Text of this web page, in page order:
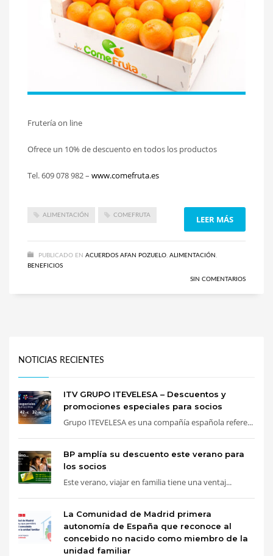
Frutería on line
Ofrece un 10% de descuento en todos los productos
Tel. 609 078 982 – www.comefruta.es
ALIMENTACIÓN COMEFRUTA LEER MÁS
PUBLICADO EN ACUERDOS AFAN POZUELO ALIMENTACIÓN
BENEFICIOS
SIN COMENTARIOS
NOTICIAS RECIENTES
ITV GRUPO ITEVELESA – Descuentos y
promociones especiales para socios
Grupo ITEVELESA es una compañía española refere...
BP amplía su descuento este verano para
los socios
Este verano, viajar en familia tiene una ventaj...
La Comunidad de Madrid primera
autonomía de España que reconoce al
concebido no nacido como miembro de la
unidad familiar